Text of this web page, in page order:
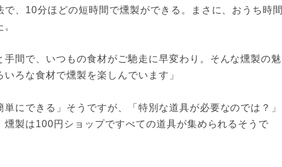
、10分ほどの短時間で燻製ができる。まさに、おうち時間
間で、いつもの食材がご馳走に早変わり。そんな燻製の魅
ろな食材で燻製を楽しんでいます」
にできる」そうですが、「特別な道具が必要なのでは？」
燻製は100円ショップですべての道具が集められるそうで